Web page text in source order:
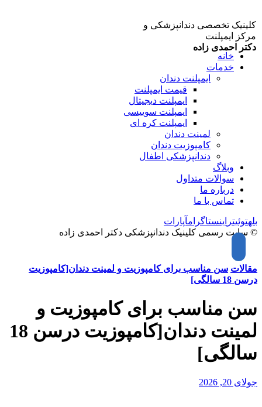
کلینیک تخصصی دندانپزشکی و
مرکز ایمپلنت
دکتر احمدی زاده
خانه
خدمات
ایمپلنت دندان
قیمت ایمپلنت
ایمپلنت دیجیتال
ایمپلنت سوییسی
ایمپلنت کره ای
لمینت دندان
کامپوزیت دندان
دندانپزشکی اطفال
وبلاگ
سوالات متداول
درباره ما
تماس با ما
بلهتوئیتر اینستاگرامآپارات
© سایت رسمی کلینیک دندانپزشکی دکتر احمدی زاده
مقالات سن مناسب برای کامپوزیت و لمینت دندان[کامپوزیت
درسن 18 سالگی]
سن مناسب برای کامپوزیت و
لمینت دندان[کامپوزیت درسن 18
سالگی]
جولای 20, 2026